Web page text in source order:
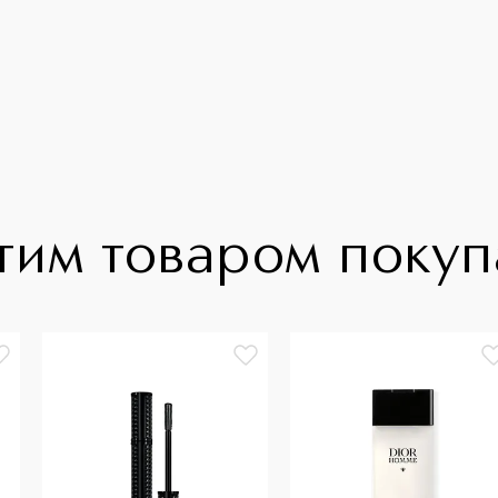
товаром